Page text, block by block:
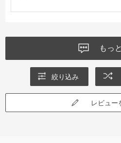
もっ
絞り込み
レビュー